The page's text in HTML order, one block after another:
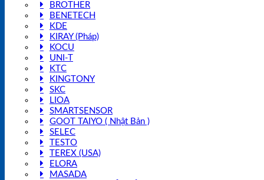
BROTHER
BENETECH
KDE
KIRAY (Pháp)
KOCU
UNI-T
KTC
KINGTONY
SKC
LIOA
SMARTSENSOR
GOOT TAIYO ( Nhật Bản )
SELEC
TESTO
TEREX (USA)
ELORA
MASADA